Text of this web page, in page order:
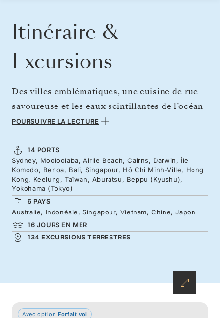
Itinéraire &
Excursions
Des villes emblématiques, une cuisine de rue
savoureuse et les eaux scintillantes de l’océan
Indien donnent le ton pour un voyage
l’effervescence éclatante de Tokyo. Pendant
18 jours, des journées paisibles en mer à bord
du Silver Moon vous revitaliseront avant
d’explorer la Grande Barrière de Corail, les
plages dorées du Queensland, rencontrer les
dragons de Komodo et savourer la Bali
tropicale. Naviguez des marchés d’épices de
de conclure votre voyage au Japon.
POURSUIVRE LA LECTURE
14 PORTS
Sydney, Mooloolaba, Airlie Beach, Cairns, Darwin, Île
Komodo, Benoa, Bali, Singapour, Hô Chi Minh-Ville, Hong
Kong, Keelung, Taïwan, Aburatsu, Beppu (Kyushu),
Yokohama (Tokyo)
6 PAYS
Australie, Indonésie, Singapour, Vietnam, Chine, Japon
16 JOURS EN MER
134 EXCURSIONS TERRESTRES
Avec option Forfait vol